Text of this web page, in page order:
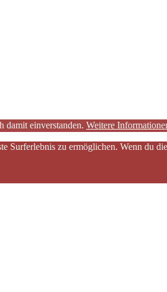
damit einverstanden. Weitere
Surferlebnis zu ermöglichen. Wenn du